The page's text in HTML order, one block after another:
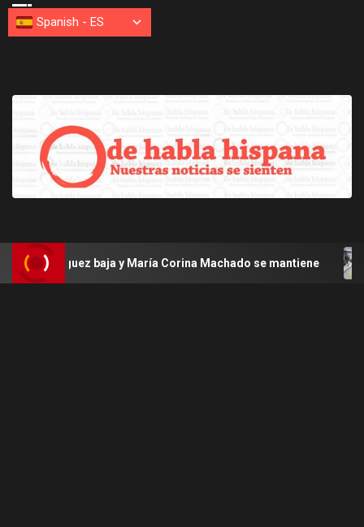
baja y María Corina Machado se mantiene
Spanish - ES